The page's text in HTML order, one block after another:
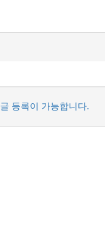
등록이 가능합니다.